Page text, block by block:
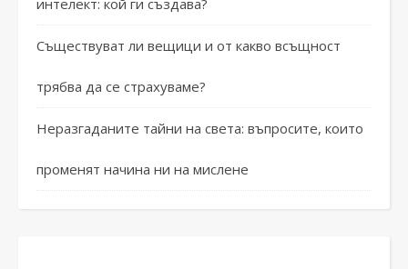
интелект: кой ги създава?
Съществуват ли вещици и от какво всъщност
трябва да се страхуваме?
Неразгаданите тайни на света: въпросите, които
променят начина ни на мислене